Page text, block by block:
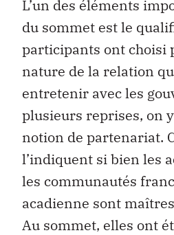
L’un des éléments
du sommet est le
participants ont choisi
nature de la relation
entretenir avec les
plusieurs reprises, on
notion de partenariat.
l’indiquent si bien les
les communautés
acadienne sont
Au sommet, elles ont